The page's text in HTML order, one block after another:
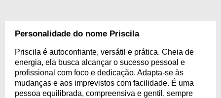
Personalidade do nome Priscila
Priscila é autoconfiante, versátil e prática. Cheia de
energia, ela busca alcançar o sucesso pessoal e
profissional com foco e dedicação. Adapta-se às
mudanças e aos imprevistos com facilidade. É uma
pessoa equilibrada, compreensiva e gentil, sempre